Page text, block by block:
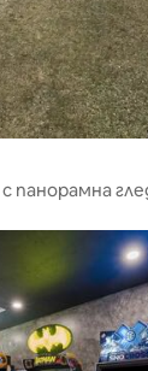
панорамна